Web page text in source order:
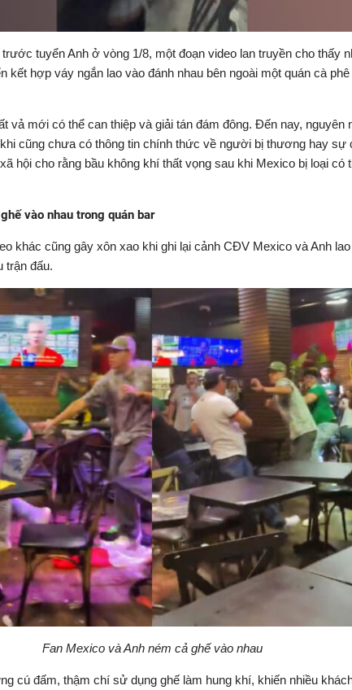
tuyển Anh ở vòng 1/8, một đoạn video lan truyền cho thấy
kết hợp váy ngắn lao vào đánh nhau bên ngoài một quán cà
vả mới có thể can thiệp và giải tán đám đông. Đến nay, nguyên
cũng chưa có thông tin chính thức về người bị thương hay sự
hội cho rằng bầu không khí thất vọng sau khi Mexico bị loại có
vào nhau trong quán bar
khác cũng gây xôn xao khi ghi lại cảnh CĐV Mexico và Anh
trận đấu.
Fan Mexico và Anh ném cả ghế vào nhau
cú đấm, thậm chí sử dụng ghế làm hung khí, khiến nhiều